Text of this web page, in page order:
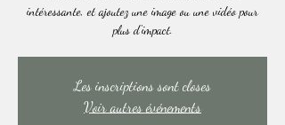
intéressante, et ajoutez une image ou une vidéo pour
plus d'impact.
Les inscriptions sont closes
Voir autres événements